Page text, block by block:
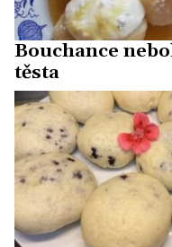
Bouchance
těsta